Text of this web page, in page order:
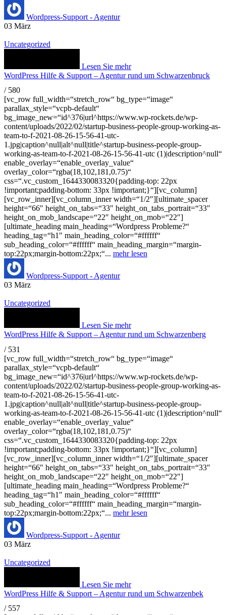
Wordpress-Support - Agentur
03 März
Uncategorized
Lesen Sie mehr
WordPress Hilfe & Support – Agentur rund um Schwarzenbruck
/ 580
[vc_row full_width=“stretch_row“ bg_type=“image“
parallax_style=“vcpb-default“
bg_image_new=“id^376|url^https://www.wp-rockets.de/wp-
content/uploads/2022/02/startup-business-people-group-working-as-
team-to-f-2021-08-26-15-56-41-utc-
1.jpg|caption^null|alt^null|title^startup-business-people-group-
working-as-team-to-f-2021-08-26-15-56-41-utc (1)|description^null“
enable_overlay=“enable_overlay_value“
overlay_color=“rgba(18,102,181,0.75)“
css=“.vc_custom_1644330083320{padding-top: 22px
!important;padding-bottom: 33px !important;}“][vc_column]
[vc_row_inner][vc_column_inner width=“1/2″][ultimate_spacer
height=“66″ height_on_tabs=“33″ height_on_tabs_portrait=“33″
height_on_mob_landscape=“22″ height_on_mob=“22″]
[ultimate_heading main_heading=“Wordpress Probleme?“
heading_tag=“h1″ main_heading_color=“#ffffff“
sub_heading_color=“#ffffff“ main_heading_margin=“margin-
top:22px;margin-bottom:22px;“... mehr lesen
Wordpress-Support - Agentur
03 März
Uncategorized
Lesen Sie mehr
WordPress Hilfe & Support – Agentur rund um Schwarzenberg
/ 531
[vc_row full_width=“stretch_row“ bg_type=“image“
parallax_style=“vcpb-default“
bg_image_new=“id^376|url^https://www.wp-rockets.de/wp-
content/uploads/2022/02/startup-business-people-group-working-as-
team-to-f-2021-08-26-15-56-41-utc-
1.jpg|caption^null|alt^null|title^startup-business-people-group-
working-as-team-to-f-2021-08-26-15-56-41-utc (1)|description^null“
enable_overlay=“enable_overlay_value“
overlay_color=“rgba(18,102,181,0.75)“
css=“.vc_custom_1644330083320{padding-top: 22px
!important;padding-bottom: 33px !important;}“][vc_column]
[vc_row_inner][vc_column_inner width=“1/2″][ultimate_spacer
height=“66″ height_on_tabs=“33″ height_on_tabs_portrait=“33″
height_on_mob_landscape=“22″ height_on_mob=“22″]
[ultimate_heading main_heading=“Wordpress Probleme?“
heading_tag=“h1″ main_heading_color=“#ffffff“
sub_heading_color=“#ffffff“ main_heading_margin=“margin-
top:22px;margin-bottom:22px;“... mehr lesen
Wordpress-Support - Agentur
03 März
Uncategorized
Lesen Sie mehr
WordPress Hilfe & Support – Agentur rund um Schwarzenbek
/ 557